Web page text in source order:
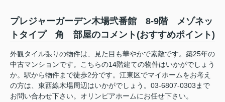
プレジャーガーデン木場弐番館 8‐9階 メゾネッ
トタイプ 角 部屋のコメント(おすすめポイント)
外観タイル張りの物件は、見た目も華やかで素敵です。築25年の
中古マンションです。こちらの14階建ての物件はいかがでしょう
か。駅から物件まで徒歩2分です。江東区でマイホームをお考え
の方は、東西線木場周辺はいかがでしょう。03-6807-0303まで
お問い合わせ下さい。オリンピアホームにお任せ下さい。